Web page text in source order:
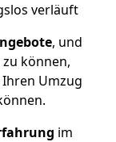
verläuft
, und
können,
Umzug
im